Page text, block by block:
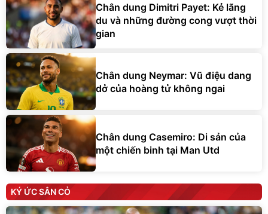
Chân dung Dimitri Payet: Kẻ lãng
du và những đường cong vượt thời
gian
Chân dung Neymar: Vũ điệu dang
dở của hoàng tử không ngai
Chân dung Casemiro: Di sản của
một chiến binh tại Man Utd
KÝ ỨC SÂN CỎ